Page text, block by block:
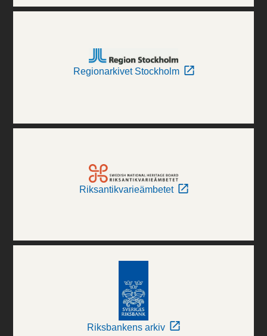
Regionarkivet Stockholm
Riksantikvarieämbetet
Riksbankens arkiv